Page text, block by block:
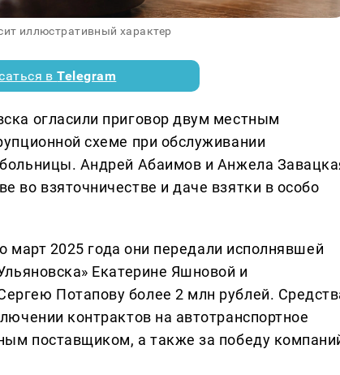
иллюстративный характер
вTelegram
огласили приговор двум местным
схеме при обслуживании
Андрей Абаимов и Анжела
во взяточничестве и даче взятки в особо
март 2025 года они передали исполнявшей
Екатерине Яшновой и
Потапову более 2 млн рублей.
контрактов на автотранспортное
поставщиком, а также за победу